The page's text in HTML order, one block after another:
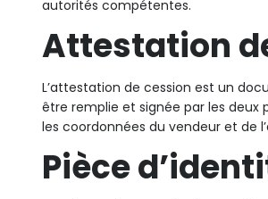
autorités compétentes.
Attestation
L’attestation de cession est un
être remplie et signée par les
les coordonnées du vendeur et de
Pièce